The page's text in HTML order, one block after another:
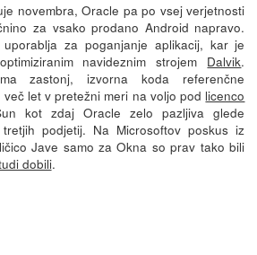
novembra, Oracle pa po vsej verjetnosti
za vsako prodano Android napravo.
za poganjanje aplikacij, kar je
navideznim strojem Dalvik.
zastonj, izvorna koda referenčne
let v pretežni meri na voljo pod licenco
kot zdaj Oracle zelo pazljiva glede
podjetij. Na Microsoftov poskus iz
Jave samo za Okna so prav tako bili
dobili.